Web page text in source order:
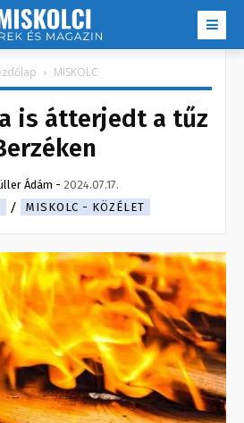
MISKOLC
is átterjedt a tűz
Ádám - 2024.07.17.
MISKOLC - KÖZÉLET